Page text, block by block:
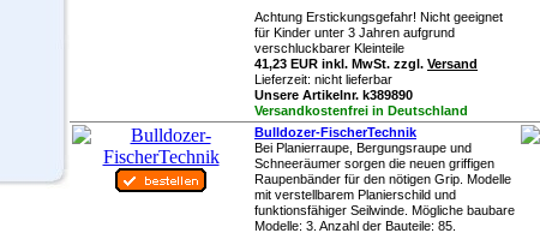
Achtung Erstickungsgefahr! Nicht geeignet
für Kinder unter 3 Jahren aufgrund
verschluckbarer Kleinteile
41,23 EUR inkl. MwSt. zzgl. Versand
Lieferzeit: nicht lieferbar
Unsere Artikelnr. k389890
Versandkostenfrei in Deutschland
Bulldozer-FischerTechnik
Bei Planierraupe, Bergungsraupe und
Schneeräumer sorgen die neuen griffigen
Raupenbänder für den nötigen Grip. Modelle
mit verstellbarem Planierschild und
funktionsfähiger Seilwinde. Mögliche baubare
Modelle: 3. Anzahl der Bauteile: 85.